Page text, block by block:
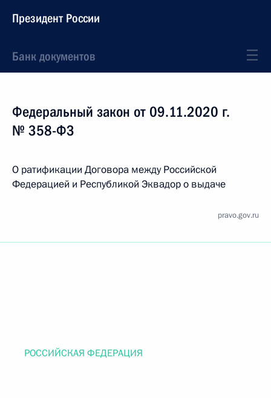
Президент России
Банк документов
Федеральный закон от 09.11.2020 г.
№ 358-ФЗ
О ратификации Договора между Российской
Федерацией и Республикой Эквадор о выдаче
pravo.gov.ru
РОССИЙСКАЯ ФЕДЕРАЦИЯ